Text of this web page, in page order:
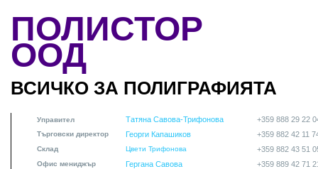
ПОЛИСТОР
ООД
ВСИЧКО ЗА ПОЛИГРАФИЯТА
Управител Татяна Савова-Трифонова +359 888 29 22
Търговски директор Георги Капашиков +359 882 42 11
Склад Цвети Трифонова +359 882 43 51
Офис мениджър Гергана Савова +359 889 42 71